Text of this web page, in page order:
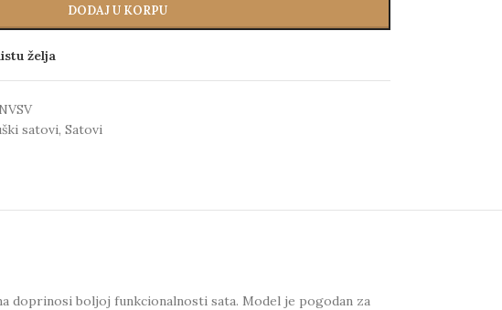
DODAJ U KORPU
želja
satovi, Satovi
doprinosi boljoj funkcionalnosti sata. Model je pogodan za